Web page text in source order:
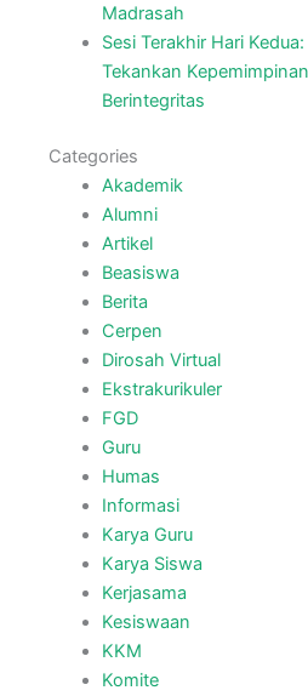
Madrasah
Sesi Terakhir Hari
Tekankan
Berintegritas
Categories
Akademik
Alumni
Artikel
Beasiswa
Berita
Cerpen
Dirosah Virtual
Ekstrakurikuler
FGD
Guru
Humas
Informasi
Karya Guru
Karya Siswa
Kerjasama
Kesiswaan
KKM
Komite